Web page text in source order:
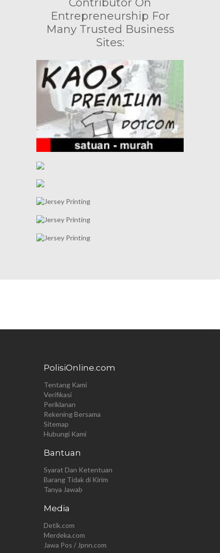
Entrepreneurship For
Many Trusted Business
Sites:
PolisiOnline.com
Tentang Kami
Verifikasi
Periklanan
Rekening Bersama
Sitemap
Hubungi Kami
Bantuan
Syarat Dan Ketentuan
Barang Tidak di Kirim
Tanya Jawab
Media
Detik.com
Merdeka.com
Jawa Pos / Jpnn.com